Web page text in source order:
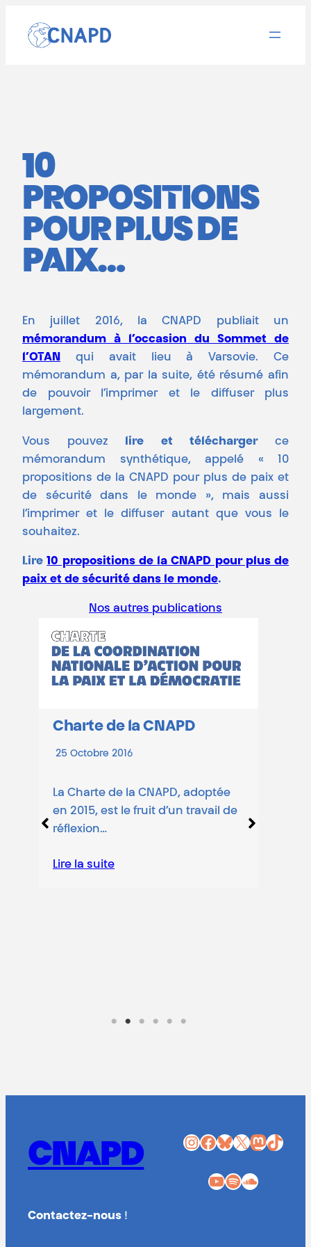
contenu
10
PROPOSITIONS
POUR PLUS DE
PAIX…
En juillet 2016, la CNAPD publiait un
mémorandum à l’occasion du Sommet de
l’OTAN qui avait lieu à Varsovie. Ce
mémorandum a, par la suite, été résumé afin
de pouvoir l’imprimer et le diffuser plus
largement.
Vous pouvez lire et téléchargerce
mémorandum synthétique, appelé « 10
propositions de la CNAPD pour plus de paix et
de sécurité dans le monde », mais aussi
l’imprimer et le diffuser autant que vous le
souhaitez.
Lire10 propositions de la CNAPD pour plus de
paix et de sécurité dans le monde.
Nos autres publications
de la CNAPD
2016
de la CNAPD, adoptée
est le fruit d’un travail de
2014
22 Janvier 2016
CNAPD InstagramFacebook Bluesky X Mastodon TikTok
YouTube Spotify SoundCloud
Contactez-nous !